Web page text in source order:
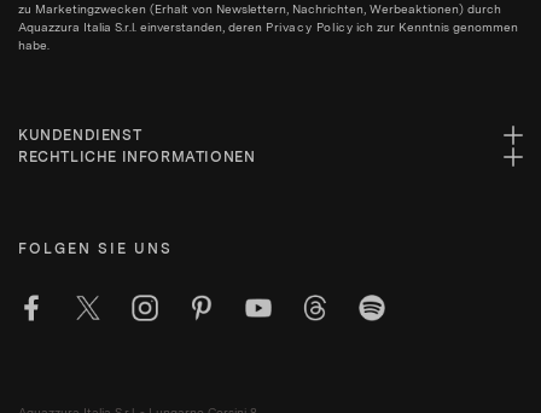
zu Marketingzwecken (Erhalt von Newslettern, Nachrichten, Werbeaktionen) durch
Aquazzura Italia S.r.l. einverstanden, deren Privacy Policy ich zur Kenntnis genommen
habe.
KUNDENDIENST
RECHTLICHE INFORMATIONEN
FOLGEN SIE UNS